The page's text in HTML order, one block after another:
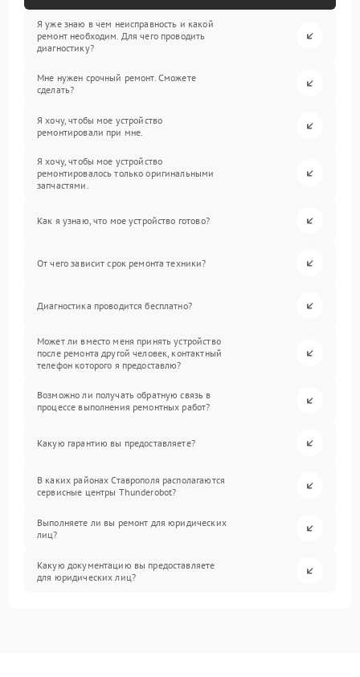
Я уже знаю в чем неисправность и какой
ремонт необходим. Для чего проводить
диагностику?
Мне нужен срочный ремонт. Сможете
сделать?
Я хочу, чтобы мое устройство
ремонтировали при мне.
Я хочу, чтобы мое устройство
ремонтировалось только оригинальными
запчастями.
Как я узнаю, что мое устройство готово?
От чего зависит срок ремонта техники?
Диагностика проводится бесплатно?
Может ли вместо меня принять устройство
после ремонта другой человек, контактный
телефон которого я предоставлю?
Возможно ли получать обратную связь в
процессе выполнения ремонтных работ?
Какую гарантию вы предоставляете?
В каких районах Ставрополя располагаются
сервисные центры Thunderobot?
Выполняете ли вы ремонт для юридических
лиц?
Какую документацию вы предоставляете
для юридических лиц?